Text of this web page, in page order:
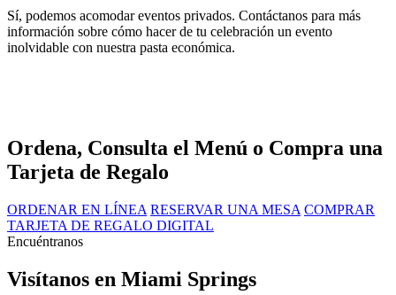
Sí, podemos acomodar eventos privados. Contáctanos para más
información sobre cómo hacer de tu celebración un evento
inolvidable con nuestra pasta económica.
Ordena, Consulta el Menú o Compra una
Tarjeta de Regalo
ORDENAR EN LÍNEA RESERVAR UNA MESA COMPRAR
TARJETA DE REGALO DIGITAL
Encuéntranos
Visítanos en Miami Springs